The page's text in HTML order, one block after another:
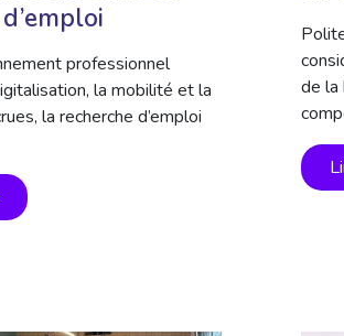
professionnel
la mobilité et la
la recherche d’emploi
de la